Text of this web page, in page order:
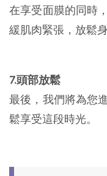
在享受面膜的同時
緩肌肉緊張，放鬆身
7.頭部放鬆
最後，我們將為您
鬆享受這段時光。